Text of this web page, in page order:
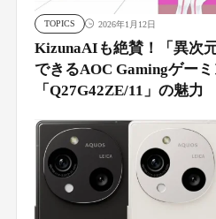
TOPICS 2026年1月12日
KizunaAIも絶賛！「異次
できるAOC Gamingゲー
「Q27G42ZE/11」の魅力